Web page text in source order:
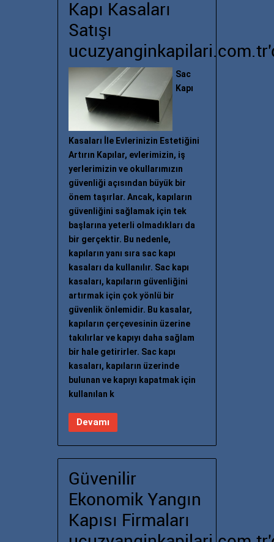
Kapı Kasaları
Satışı
Sac
Kapı
Kasaları İle Evlerinizin Estetiğini
Artırın Kapılar, evlerimizin, iş
yerlerimizin ve okullarımızın
güvenliği açısından büyük bir
önem taşırlar. Ancak, kapıların
güvenliğini sağlamak için tek
başlarına yeterli olmadıkları da
bir gerçektir. Bu nedenle,
kapıların yanı sıra sac kapı
kasaları da kullanılır. Sac kapı
kasaları, kapıların güvenliğini
artırmak için çok yönlü bir
güvenlik önlemidir. Bu kasalar,
kapıların çerçevesinin üzerine
takılırlar ve kapıyı daha sağlam
bir hale getirirler. Sac kapı
kasaları, kapıların üzerinde
bulunan ve kapıyı kapatmak için
kullanılan k
Devamı
Güvenilir
Ekonomik Yangın
Kapısı Firmaları